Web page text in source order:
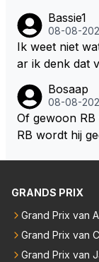
dat men vreest
rijden de
Bassie1
08-08-
Ik weet niet
ar ik denk dat
zijn als Alonso
twings uur
eze 2
Bosaap
08-08-
Of gewoon
RB wordt hij
GRANDS PRIX
Grand Prix van
Grand Prix van
Grand Prix van